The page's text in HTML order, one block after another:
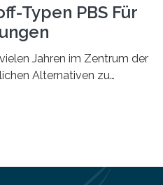
Typen PBS Für
Jahren im Zentrum der
Alternativen zu
schonen Ressourcen
das Fraunhofer-Institut für